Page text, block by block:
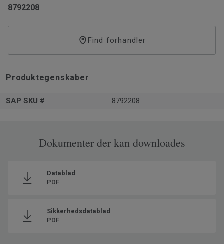
8792208
Find forhandler
Produktegenskaber
SAP SKU # 8792208
Dokumenter der kan downloades
Datablad
PDF
Sikkerhedsdatablad
PDF